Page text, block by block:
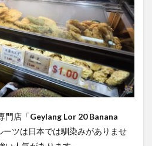
門店「Geylang Lor 20 Banana
ーツは日本では馴染みがありませ